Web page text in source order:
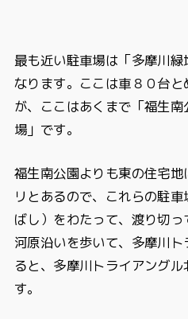
最も近い駐車場は「多摩川
なります。ここは車８０台
が、ここはあくまで「福生
場」です。
福生南公園よりも東の住宅
リとあるので、これらの駐
ばし）をわたって、渡り切っ
河原沿いを歩いて、多摩川
ると、多摩川トライアング
す。